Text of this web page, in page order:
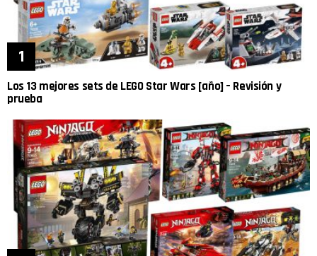
Los 13 mejores sets de LEGO Star Wars [año] – Revisión y
prueba